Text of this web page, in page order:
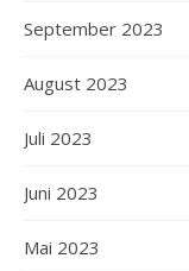
September 2023
August 2023
Juli 2023
Juni 2023
Mai 2023